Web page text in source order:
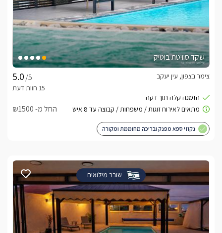
שקד סוויטת בוטיק
/5
צימר בצפון, עין יעקב
החל מ- ₪1500
גקוזי ספא מפנק ובריכה מחוממת ומקורה
שובר מילואים